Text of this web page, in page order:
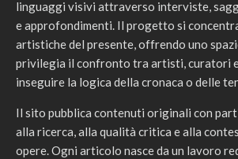
linguaggi visivi attraverso interviste,
e approfondimenti. Il progetto si
artistiche del presente, offrendo uno
privilegia il confronto tra artisti, curatori
inseguire la logica della cronaca o delle
Il sito pubblica contenuti originali con
alla ricerca, alla qualità critica e alla
opere. Ogni articolo nasce da un lavoro